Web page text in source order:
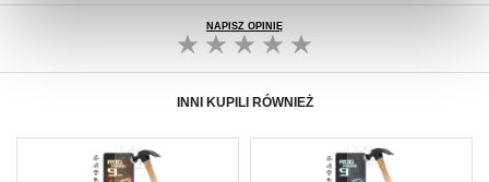
NAPISZ OPINIĘ
INNI KUPILI RÓWNIEŻ